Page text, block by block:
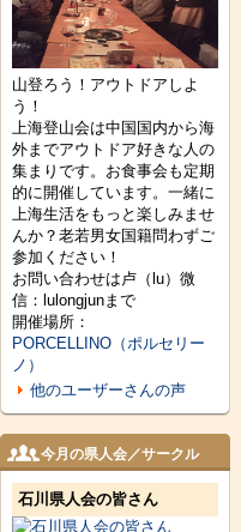
山登ろう！アウトドアしよ
う！
上海登山会は中国国内から海
外までアウトドア好きな人の
集まりです。お食事会も定期
的に開催しています。一緒に
上海生活をもっと楽しみませ
んか？老若男女国籍問わずご
参加ください！
お問い合わせは卢（lu）微
信：lulongjunまで
開催場所：
PORCELLINO（ポルセリー
ノ）
他のユーザーさんの声
今月の県人会／サークル
石川県人会の皆さん